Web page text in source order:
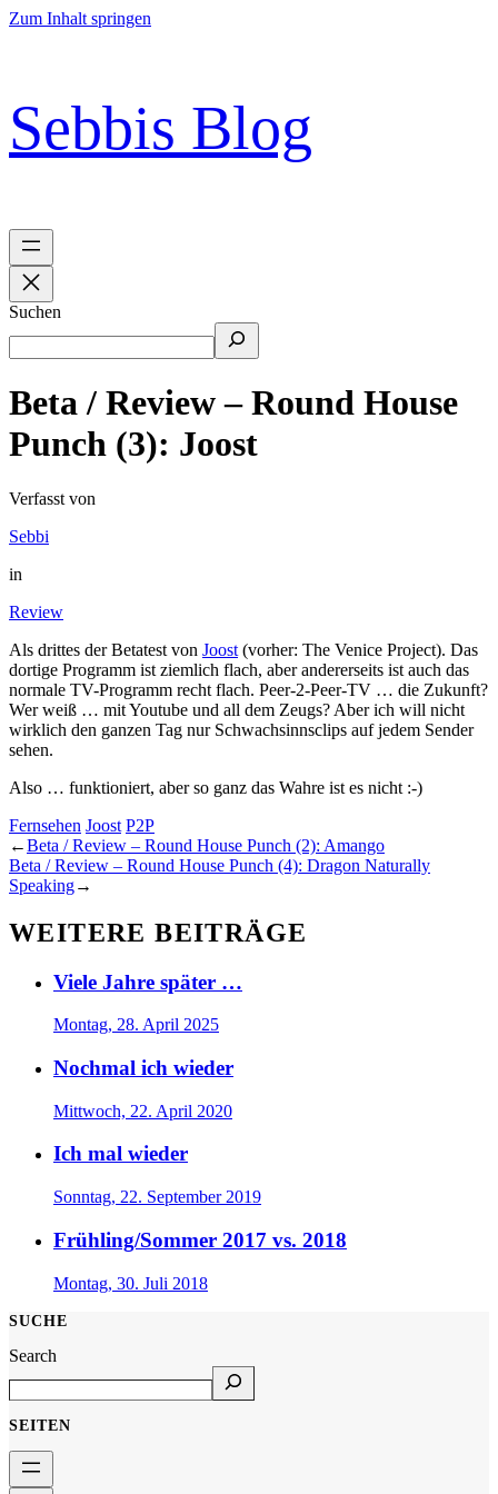
Zum Inhalt springen
Sebbis Blog
Suchen
Beta / Review – Round House
Punch (3): Joost
Verfasst von
Sebbi
in
Review
Als drittes der Betatest von Joost (vorher: The Venice Project). Das
dortige Programm ist ziemlich flach, aber andererseits ist auch das
normale TV-Programm recht flach. Peer-2-Peer-TV … die Zukunft?
Wer weiß … mit Youtube und all dem Zeugs? Aber ich will nicht
wirklich den ganzen Tag nur Schwachsinnsclips auf jedem Sender
sehen.
Also … funktioniert, aber so ganz das Wahre ist es nicht :-)
Fernsehen Joost P2P
←Beta / Review – Round House Punch (2): Amango
Beta / Review – Round House Punch (4): Dragon Naturally
Speaking→
WEITERE BEITRÄGE
Viele Jahre später …
Montag, 28. April 2025
Nochmal ich wieder
Mittwoch, 22. April 2020
Ich mal wieder
Sonntag, 22. September 2019
Frühling/Sommer 2017 vs. 2018
Montag, 30. Juli 2018
SUCHE
Search
SEITEN